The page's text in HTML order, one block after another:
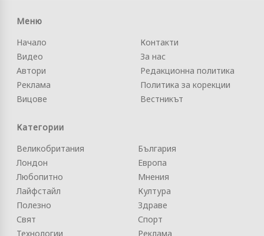
Меню
Начало
Видео
Автори
Реклама
Вицове
Контакти
За нас
Редакционна политика
Политика за корекции
Вестникът
Категории
Великобритания
Лондон
Любопитно
Лайфстайл
Полезно
Свят
Технологии
България
Европа
Мнения
Култура
Здраве
Спорт
Реклама